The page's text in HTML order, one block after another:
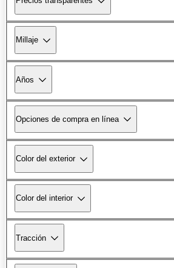
Millaje
Años
Opciones de compra en línea
Color del exterior
Color del interior
Tracción